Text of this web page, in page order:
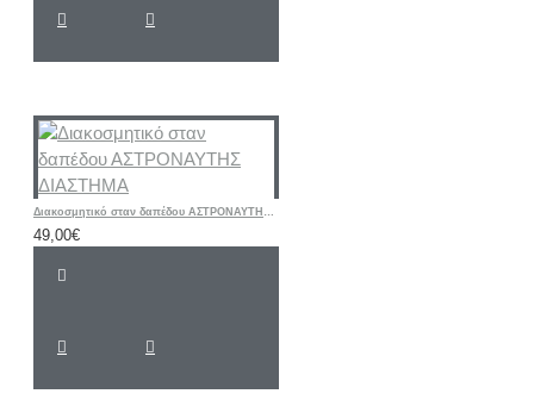
Διακοσμητικό σταν δαπέδου ΑΣΤΡΟΝΑΥΤΗΣ ΔΙΑΣΤΗΜΑ
49,00€